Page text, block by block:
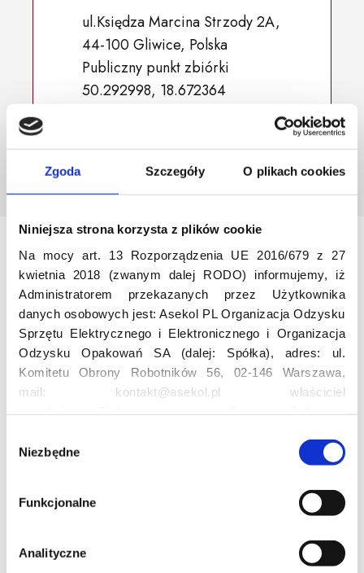
Zgoda Szczegóły O plikach cookies
Niniejsza strona korzysta z plików cookie
Na mocy art. 13 Rozporządzenia UE 2016/679 z 27
kwietnia 2018 (zwanym dalej RODO) informujemy, iż
Administratorem przekazanych przez Użytkownika
danych osobowych jest: Asekol PL Organizacja Odzysku
Sprzętu Elektrycznego i Elektronicznego i Organizacja
Odzysku Opakowań SA (dalej: Spółka), adres: ul.
Komitetu Obrony Robotników 56, 02-146 Warszawa,
mail: kontakt@asekol.pl właściciel
Asekolove. Administrator przetwarza następujące dane
osobowe Użytkowników: imię, nazwisko, adres e-mail,
numer telefonu, miasto, preferencje Użytkownika,
lokalizacja, obszar zainteresowania, dane przetwarzane
reklamowy Użytkownika, lokalizacja, identyfikator
urządzenia, data i godzina korzystania z serwisu, dane
Niezbędne
Funkcjonalne
Analityczne
ul.Księdza Marcina Strzody 2A,
44-100 Gliwice, Polska
Publiczny punkt zbiórki
50.292998, 18.672364
Odwiedź nas
Edukacja
Projekt edukacyjny F(RE)Ecykling – FREEducation
Profesjonalna i Bezpieczna Utylizacja Elektroodpadów